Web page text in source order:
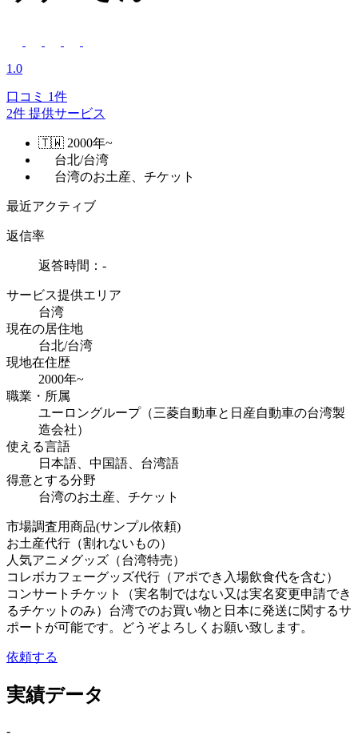
1.0
口コミ 1件
2件 提供サービス
🇹🇼 2000年~
台北/台湾
台湾のお土産、チケット
最近アクティブ
返信率
返答時間：-
サービス提供エリア
台湾
現在の居住地
台北/台湾
現地在住歴
2000年~
職業・所属
ユーロングループ（三菱自動車と日産自動車の台湾製
造会社）
使える言語
日本語、中国語、台湾語
得意とする分野
台湾のお土産、チケット
市場調査用商品(サンプル依頼)
お土産代行（割れないもの）
人気アニメグッズ（台湾特売）
コレボカフェーグッズ代行（アポでき入場飲食代を含む）
コンサートチケット（実名制ではない又は実名変更申請でき
るチケットのみ）台湾でのお買い物と日本に発送に関するサ
ポートが可能です。どうぞよろしくお願い致します。
依頼する
実績データ
-